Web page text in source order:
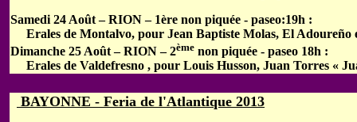
Samedi 24 Août – RION – 1ère non piquée - paseo:19h :
Erales de Montalvo, pour Jean Baptiste Molas, El
Dimanche 25 Août – RION – 2ème non piquée - paseo 18h :
Erales de Valdefresno , pour Louis Husson, Juan Torres «
BAYONNE - Feria de l'Atlantique 2013